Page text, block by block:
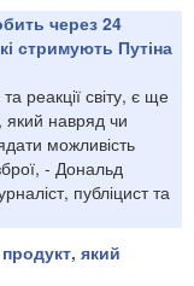
через 24
стримують Путіна
реакції світу, є ще
навряд чи
можливість
- Дональд
публіцист та
який